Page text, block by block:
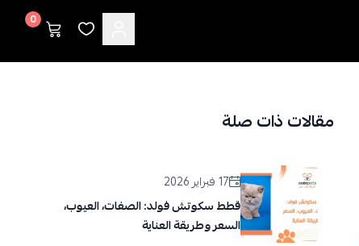
0
مقالات ذات صلة
17 فبراير 2026
قطط سكوتش فولد: الصفات، العيوب،
السعر وطريقة العناية